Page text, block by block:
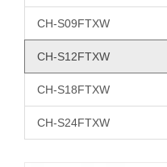
CH-S09FTXW
CH-S12FTXW
CH-S18FTXW
CH-S24FTXW